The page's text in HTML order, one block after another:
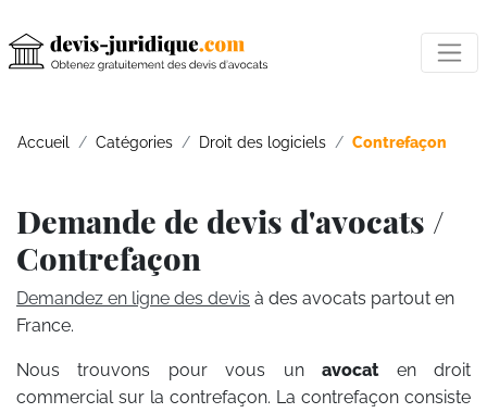
Accueil Catégories Droit des logiciels Contrefaçon
Demande de devis d'avocats /
Contrefaçon
Demandez en ligne des devis à des avocats partout en
France.
Nous trouvons pour vous unavocat en droit
commercial sur la contrefaçon. La contrefaçon consiste